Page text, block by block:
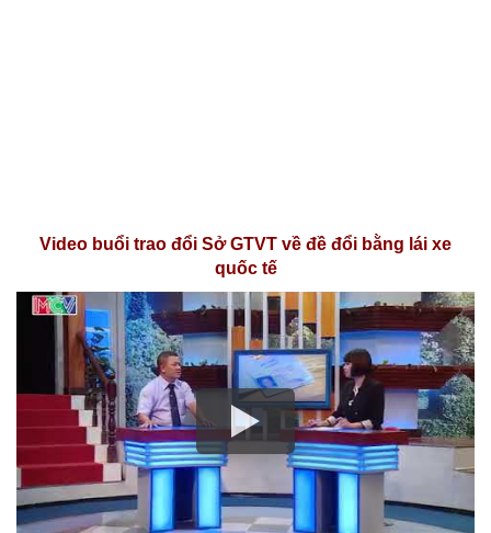
Video buổi trao đổi Sở GTVT về đề đổi bằng lái xe
quốc tế